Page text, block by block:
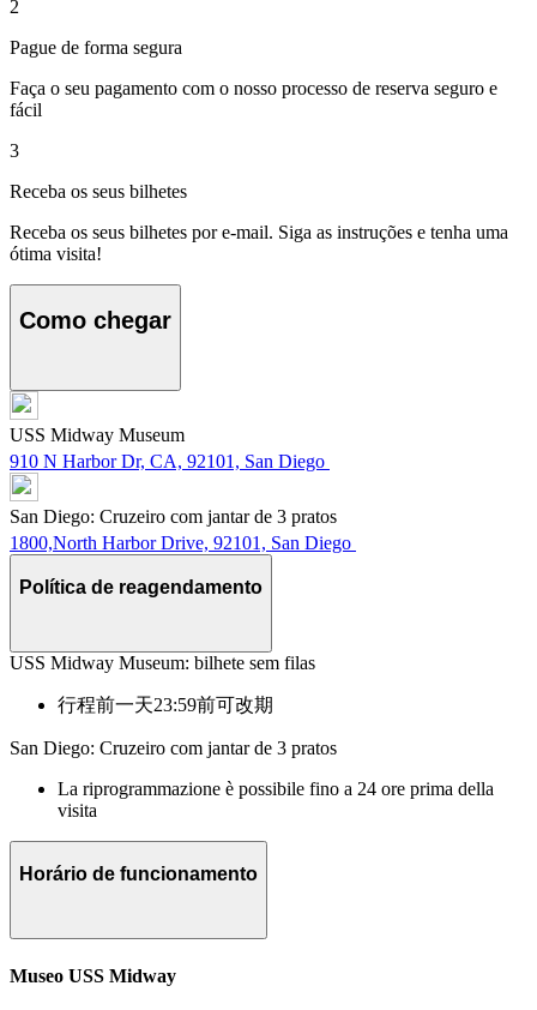
2
Pague de forma segura
Faça o seu pagamento com o nosso processo de reserva seguro e
fácil
3
Receba os seus bilhetes
Receba os seus bilhetes por e-mail. Siga as instruções e tenha uma
ótima visita!
Como chegar
USS Midway Museum
910 N Harbor Dr, CA, 92101, San Diego
San Diego: Cruzeiro com jantar de 3 pratos
1800,North Harbor Drive, 92101, San Diego
Política de reagendamento
USS Midway Museum: bilhete sem filas
行程前一天23:59前可改期
San Diego: Cruzeiro com jantar de 3 pratos
La riprogrammazione è possibile fino a 24 ore prima della
visita
Horário de funcionamento
Museo USS Midway